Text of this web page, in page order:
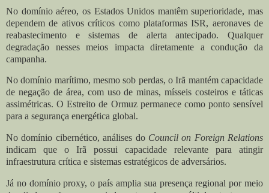
No domínio aéreo, os Estados Unidos mantêm superioridade, mas
dependem de ativos críticos como plataformas ISR, aeronaves de
reabastecimento e sistemas de alerta antecipado. Qualquer
degradação nesses meios impacta diretamente a condução da
campanha.
No domínio marítimo, mesmo sob perdas, o Irã mantém capacidade
de negação de área, com uso de minas, mísseis costeiros e táticas
assimétricas. O Estreito de Ormuz permanece como ponto sensível
para a segurança energética global.
No domínio cibernético, análises do Council on Foreign Relations
indicam que o Irã possui capacidade relevante para atingir
infraestrutura crítica e sistemas estratégicos de adversários.
Já no domínio proxy, o país amplia sua presença regional por meio